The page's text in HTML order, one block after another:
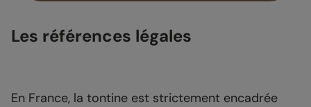
Les références légales
En France, la tontine est strictement encadrée